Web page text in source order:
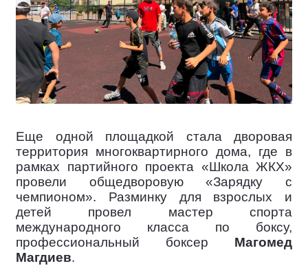
Еще одной площадкой стала дворовая
территория многоквартирного дома, где в
рамках партийного проекта «Школа ЖКХ»
провели общедворовую «Зарядку с
чемпионом». Разминку для взрослых и
детей провел мастер спорта
международного класса по боксу,
профессиональный боксер Магомед
Магдиев.